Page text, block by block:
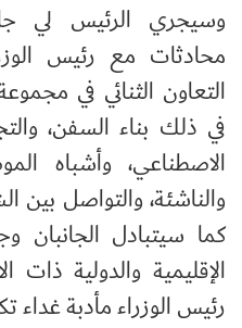
وسيجري الرئيس لي
محادثات مع رئيس
التعاون الثنائي في
في ذلك بناء السفن،
الاصطناعي، وأشباه
والناشئة، والتواصل بين
كما سيتبادل الجانبان
الإقليمية والدولية
رئيس الوزراء مأدبة غداء